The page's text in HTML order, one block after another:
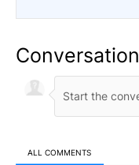
Conversation
ALL COMMENTS